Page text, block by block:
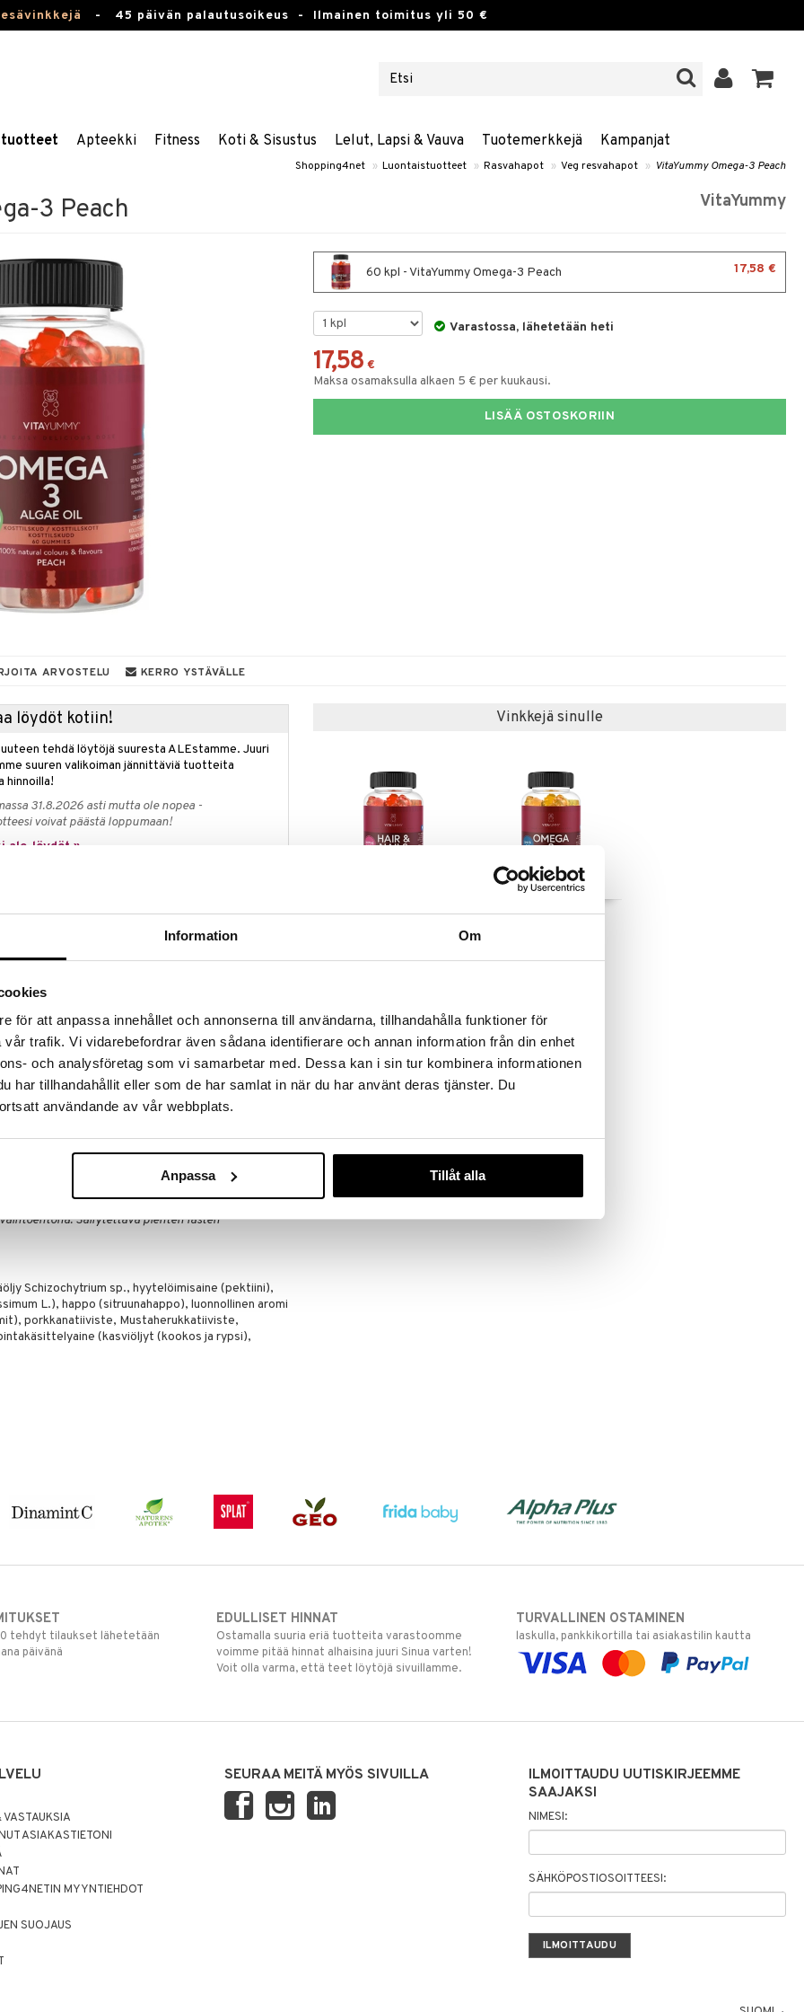
Information Om
för att anpassa innehållet och annonserna till användarna, tillhandahålla funktioner för
trafik. Vi vidarebefordrar även sådana identifierare och annan information från din enhet
och analysföretag som vi samarbetar med. Dessa kan i sin tur kombinera informationen
har tillhandahållit eller som de har samlat in när du har använt deras tjänster. Du
användande av vår webbplats.
Anpassa Tillåt alla
- 45 päivän palautusoikeus - Ilmainen toimitus yli 50 €
Apteekki Fitness Koti & Sisustus Lelut, Lapsi & Vauva Tuotemerkkejä Kampanjat
Shopping4net » Luontaistuotteet » Rasvahapot » Veg resvahapot » VitaYummy Omega-3 Peach
VitaYummy
3 Peach
60 kpl - VitaYummy Omega-3 Peach 17,58 €
Varastossa, lähetetään heti
17,58 €
Maksa osamaksulla alkaen 5 € per kuukausi.
LISÄÄ OSTOSKORIIN
ARVOSTELU KERRO YSTÄVÄLLE
löydöt kotiin!
tehdä löytöjä suuresta ALEstamme. Juuri
suuren valikoiman jännittäviä tuotteita
hinnoilla!
31.8.2026 asti mutta ole nopea -
voivat päästä loppumaan!
ale-löydöt »
ja lisäksi VitaYummy Omega 3
näkökyvyn ylläpitämistä*.
kolesterolitasoa**.
3 on vegaaninen, se on myös vapaa
Omega 3 sisältää luonnollista alkuperää
ei saa ylittää. Ravintolisää ei tule
Säilytettävä pienten lasten
Schizochytrium sp., hyytelöimisaine (pektiini),
L.), happo (sitruunahappo), luonnollinen aromi
porkkanatiiviste, Mustaherukkatiiviste,
(kasviöljyt (kookos ja rypsi),
Vinkkejä sinulle
VitaYummy Hair & Nails
Vitayummy Omega-3
Lemon
tehdyt tilaukset lähetetään
päivänä
EDULLISET HINNAT
Ostamalla suuria eriä tuotteita varastoomme
voimme pitää hinnat alhaisina juuri Sinua varten!
Voit olla varma, että teet löytöjä sivuillamme.
TURVALLINEN OSTAMINEN
laskulla, pankkikortilla tai asiakastilin kautta
ASIAKASTIETONI
MYYNTIEHDOT
SUOJAUS
SEURAA MEITÄ MYÖS SIVUILLA
ILMOITTAUDU UUTISKIRJEEMME
SAAJAKSI
NIMESI:
SÄHKÖPOSTIOSOITTEESI: